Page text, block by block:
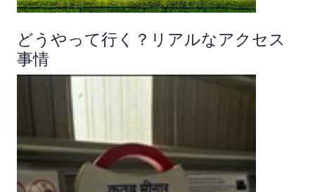
どうやって行く？リアルなアクセス
事情